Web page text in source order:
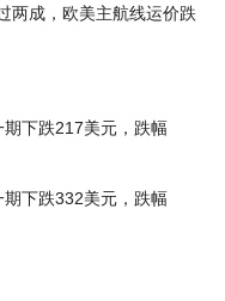
两成，欧美主航线运价跌
下跌217美元，跌幅
下跌332美元，跌幅